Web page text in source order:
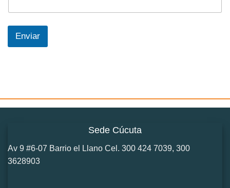
Enviar
Sede Cúcuta
Av 9 #6-07 Barrio el Llano Cel. 300 424 7039, 300
3628903